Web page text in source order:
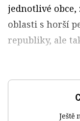
jednotlivé obce,
oblasti s horší
republiky, ale
Ještě